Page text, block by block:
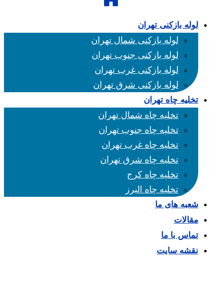
لوله بازکنی تهران
لوله بازکنی شمال تهران
لوله بازکنی جنوب تهران
لوله بازکنی غرب تهران
لوله بازکنی شرق تهران
تخلیه چاه تهران
تخلیه چاه شمال تهران
تخلیه چاه جنوب تهران
تخلیه چاه غرب تهران
تخلیه چاه شرق تهران
تخلیه چاه کرج
تخلیه چاه البرز
شعبه های ما
مقالات
تماس با ما
نقشه سایت